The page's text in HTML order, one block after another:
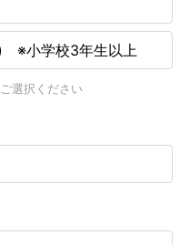
※小学校3年生以上
選択ください